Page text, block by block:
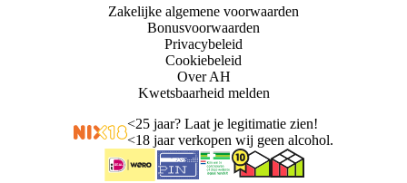
Zakelijke algemene voorwaarden
Bonusvoorwaarden
Privacybeleid
Cookiebeleid
Over AH
Kwetsbaarheid melden
<25 jaar? Laat je legitimatie zien!
<18 jaar verkopen wij geen alcohol.